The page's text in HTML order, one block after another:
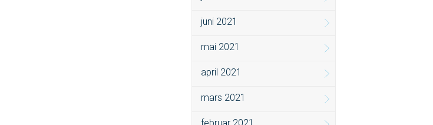
juni 2021
mai 2021
april 2021
mars 2021